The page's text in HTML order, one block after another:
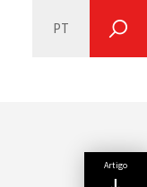
PT
Artigo